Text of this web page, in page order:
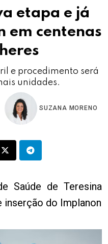
etapa e já
em centenas
e procedimento será
unidades.
SUZANA MORENO
Saúde de Teresina
inserção do Implanon